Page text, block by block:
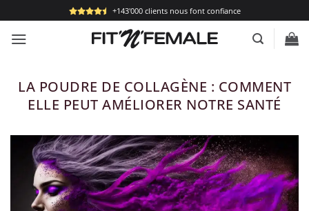
au
contenu
+143'000 clients nous font confiance
LA POUDRE DE COLLAGÈNE : COMMENT
ELLE PEUT AMÉLIORER NOTRE SANTÉ